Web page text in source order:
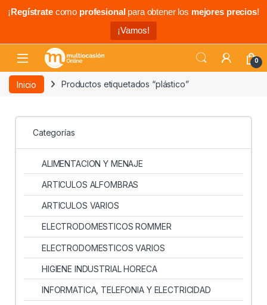
¡Regístratecomo profesionalpara obtener los mejores precios!
¡Vamos!
0
Inicio Productos etiquetados “plástico”
Categorías
ALIMENTACION Y MENAJE
ARTICULOS ALFOMBRAS
ARTICULOS VARIOS
ELECTRODOMESTICOS ROMMER
ELECTRODOMESTICOS VARIOS
HIGIENE INDUSTRIAL HORECA
INFORMATICA, TELEFONIA Y ELECTRICIDAD